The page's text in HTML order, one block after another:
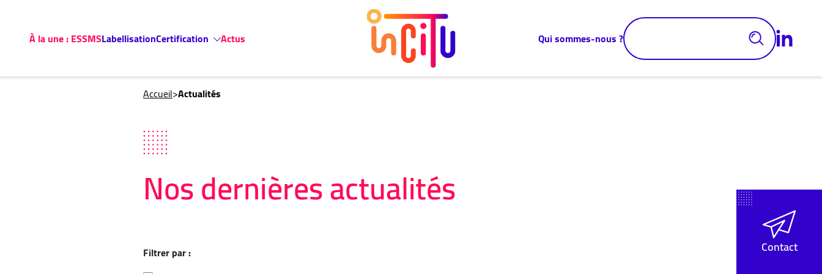
À la une : ESSMSLabellisationCertification Actus Qui sommes-nous ?
Contact
Accueil>Actualités
Nos dernières actualités
Filtrer par :